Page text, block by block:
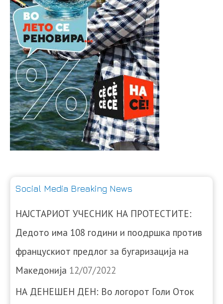
Social Media Breaking News
НАЈСТАРИОТ УЧЕСНИК НА ПРОТЕСТИТЕ:
Дедото има 108 години и поодршка против
францускиот предлог за бугаризација на
Македонија 12/07/2022
НА ДЕНЕШЕН ДЕН: Во логорот Голи Оток